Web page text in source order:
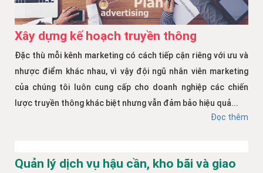
Xây dựng kế hoạch truyền thông
Đặc thù mỗi kênh marketing có cách tiếp cận riêng với ưu và
nhược điểm khác nhau, vì vậy đội ngũ nhân viên marketing
của chúng tôi luôn cung cấp cho doanh nghiệp các chiến
lược truyền thông khác biệt nhưng vẫn đảm bảo hiệu quả...
Đọc thêm
Quản lý dịch vụ hậu cần, kho bãi và giao